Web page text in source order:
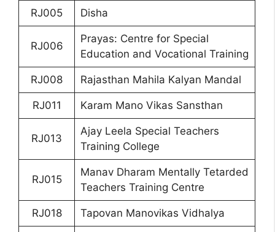
RJ005 Disha
RJ006
Prayas: Centre for Special
Education and Vocational Training
RJ008 Rajasthan Mahila Kalyan Mandal
RJ011 Karam Mano Vikas Sansthan
RJ013
Ajay Leela Special Teachers
Training College
RJ015
Manav Dharam Mentally Tetarded
Teachers Training Centre
RJ018 Tapovan Manovikas Vidhalya